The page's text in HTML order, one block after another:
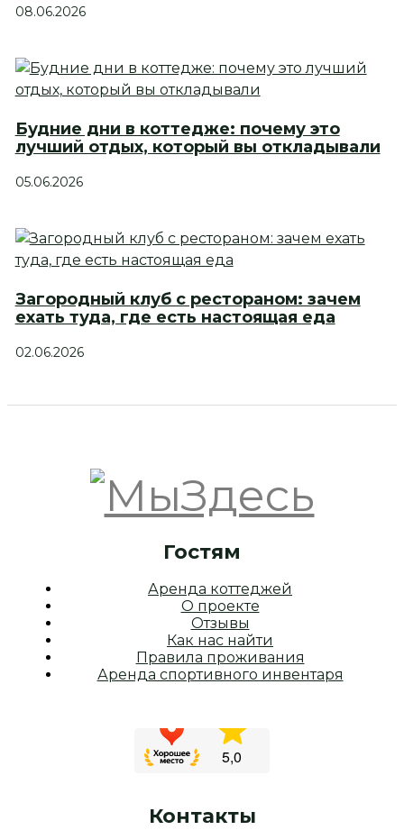
08.06.2026
Будние дни в коттедже: почему это
лучший отдых, который вы откладывали
05.06.2026
Загородный клуб с рестораном: зачем
ехать туда, где есть настоящая еда
02.06.2026
Гостям
Аренда коттеджей
О проекте
Отзывы
Как нас найти
Правила проживания
Аренда спортивного инвентаря
Контакты